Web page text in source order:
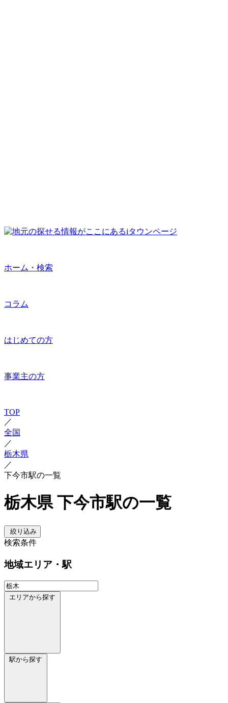
ホーム・検索
コラム
はじめての方
事業主の方
TOP
／
全国
／
栃木県
／
下今市駅の一覧
栃木県 下今市駅の一覧
絞り込み
検索条件
地域エリア・駅
エリアから探す
駅から探す